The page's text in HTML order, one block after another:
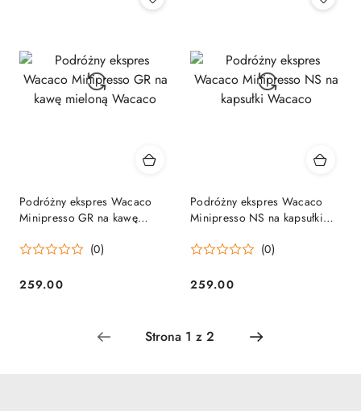
Podróżny ekspres Wacaco
Minipresso GR na kawę
(0)
Cena:
259.00
Podróżny ekspres Wacaco
Minipresso NS na kapsułki
(0)
Cena:
259.00